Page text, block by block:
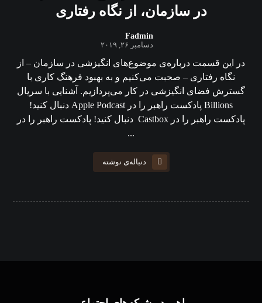
در سازمان، از نگاه رفتاری
Fadmin
دسامبر ۲۶, ۲۰۱۹
در این قسمت درباره‌ی موضوع‌های انگیزشی در سازمان – از
نگاه رفتاری – صحبت می‌کنیم و به بهبود فرهنگ کاری با
گسترش فضای انگیزشی در کار می‌پردازیم. آشنایی با سریال
Billions پادکست راهبر را در Apple Podcast دنبال کنید!
پادکست راهبر را در Castbox دنبال کنید! پادکست راهبر را در
...
دنباله‌ی نوشته